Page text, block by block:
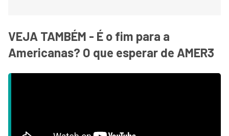
VEJA TAMBÉM - É o fim para a
Americanas? O que esperar de AMER3